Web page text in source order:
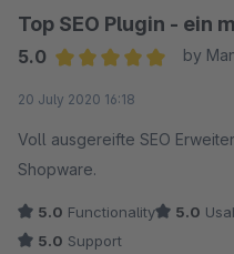
Top SEO Plugin - ein
5.0
by
20 July 2020 16:18
Voll ausgereifte SEO Erweiterung Ganz klare
Shopware.
5.0 Functionality 5.0
5.0 Support